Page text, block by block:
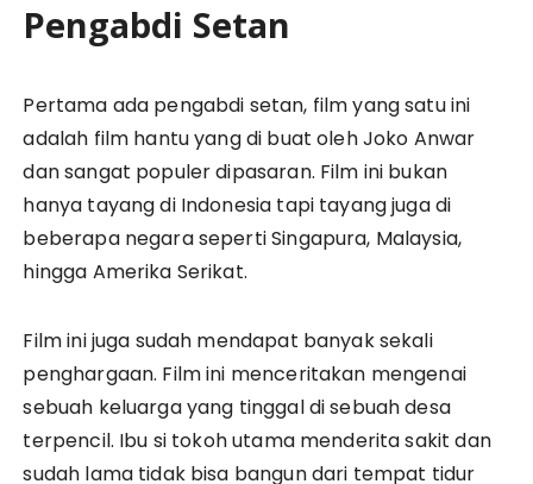
Pengabdi Setan
Pertama ada pengabdi setan, film yang satu ini
adalah film hantu yang di buat oleh Joko Anwar
dan sangat populer dipasaran. Film ini bukan
hanya tayang di Indonesia tapi tayang juga di
beberapa negara seperti Singapura, Malaysia,
hingga Amerika Serikat.
Film ini juga sudah mendapat banyak sekali
penghargaan. Film ini menceritakan mengenai
sebuah keluarga yang tinggal di sebuah desa
terpencil. Ibu si tokoh utama menderita sakit dan
sudah lama tidak bisa bangun dari tempat tidur